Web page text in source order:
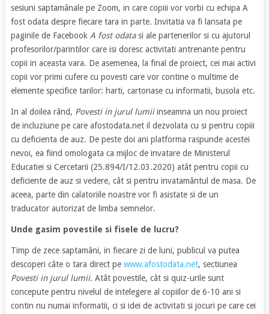
sesiuni saptamânale pe Zoom, in care copiii vor vorbi cu echipa A
fost odata despre fiecare tara in parte. Invitatia va fi lansata pe
paginile de Facebook A fost odatasi ale partenerilor si cu ajutorul
profesorilor/parintilor care isi doresc activitati antrenante pentru
copii in aceasta vara. De asemenea, la final de proiect, cei mai activi
copii vor primi cufere cu povesti care vor contine o multime de
elemente specifice tarilor: harti, cartonase cu informatii, busola etc.
In al doilea rând, Povesti in jurul lumiiinseamna un nou proiect
de incluziune pe care afostodata.net il dezvolata cu si pentru copiii
cu deficienta de auz. De peste doi ani platforma raspunde acestei
nevoi, ea fiind omologata ca mijloc de invatare de Ministerul
Educatiei si Cercetarii (25.894/I/12.03.2020) atât pentru copii cu
deficiente de auz si vedere, cât si pentru invatamântul de masa. De
aceea, parte din calatoriile noastre vor fi asistate si de un
traducator autorizat de limba semnelor.
Unde gasim povestile si fisele de lucru?
Timp de zece saptamâni, in fiecare zi de luni, publicul va putea
descoperi câte o tara direct pe www.afostodata.net, sectiunea
Povesti in jurul lumii. Atât povestile, cât si quiz-urile sunt
concepute pentru nivelul de intelegere al copiilor de 6-10 ani si
contin nu numai informatii, ci si idei de activitati si jocuri pe care cei